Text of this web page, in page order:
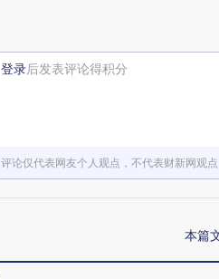
登录后发表评论得积分
评论仅代表网友个人观点，不代表财新网观点
本篇